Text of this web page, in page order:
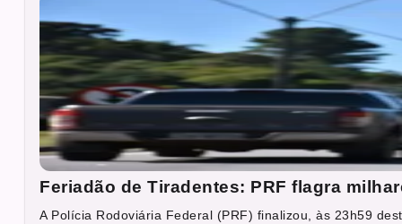
Feriadão de Tiradentes: PRF flagra
A Polícia Rodoviária Federal (PRF) finalizou, às 23h59